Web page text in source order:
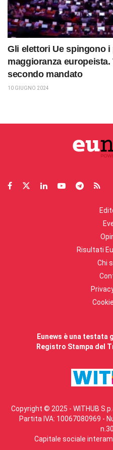
Gli elettori Ue spingono i
maggioranza
secondo mandato
10 GIUGNO 2024
Risultati
Chi
Eunews è una
Registro Stampa del
Copyright © 2025 - WITHUB
Partita IVA: 10067080969 -
Capitale sociale